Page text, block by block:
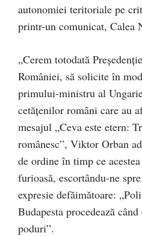
autonomiei teritoriale pe
printr-un comunicat, Calea
„Cerem totodată
României, să solicite în
primului-ministru al
cetățenilor români care au
mesajul „Ceva este etern:
românesc”, Viktor Orban
de ordine în timp ce
furioasă, escortându-ne
expresie defăimătoare:
Budapesta procedează
poduri”.